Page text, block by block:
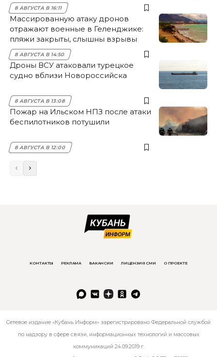
8 АВГУСТА В 16:11
Массированную атаку дронов
отражают военные в Геленджике:
пляжи закрыты, слышны взрывы
8 АВГУСТА В 14:50
Дроны ВСУ атаковали турецкое
судно вблизи Новороссийска
8 АВГУСТА В 13:08
Пожар на Ильском НПЗ после атаки
беспилотников потушили
8 АВГУСТА В 12:00
КОНТАКТЫ РЕКЛАМА ВАКАНСИИ ЛИЦЕНЗИЯ СМИ О ПРОЕКТЕ
Сетевое издание «Кубань Информ» зарегистрировано Федеральной службой
по надзору в сфере связи, информационных технологий и массовых
коммуникаций 24.09.2019 г.